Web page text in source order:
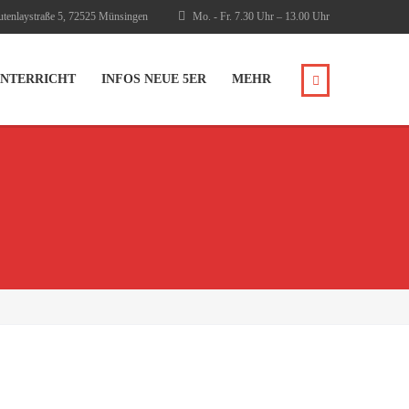
Mo. - Fr. 7.30 Uhr – 13.00 Uhr
5, 72525 Münsingen
INFOS NEUE 5ER MEHR